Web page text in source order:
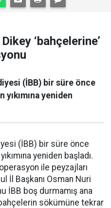
‘bahçelerine’
(İBB) bir süre önce
yıkımına yeniden
(İBB) bir süre önce
yeniden başladı.
ile peyzajları
İl Başkanı Osman Nuri
İBB boş durmamış ana
sökümüne tekrar